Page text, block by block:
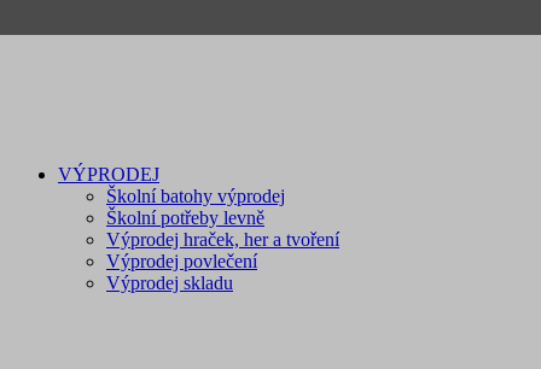
VÝPRODEJ
Školní batohy výprodej
Školní potřeby levně
Výprodej hraček, her a tvoření
Výprodej povlečení
Výprodej skladu